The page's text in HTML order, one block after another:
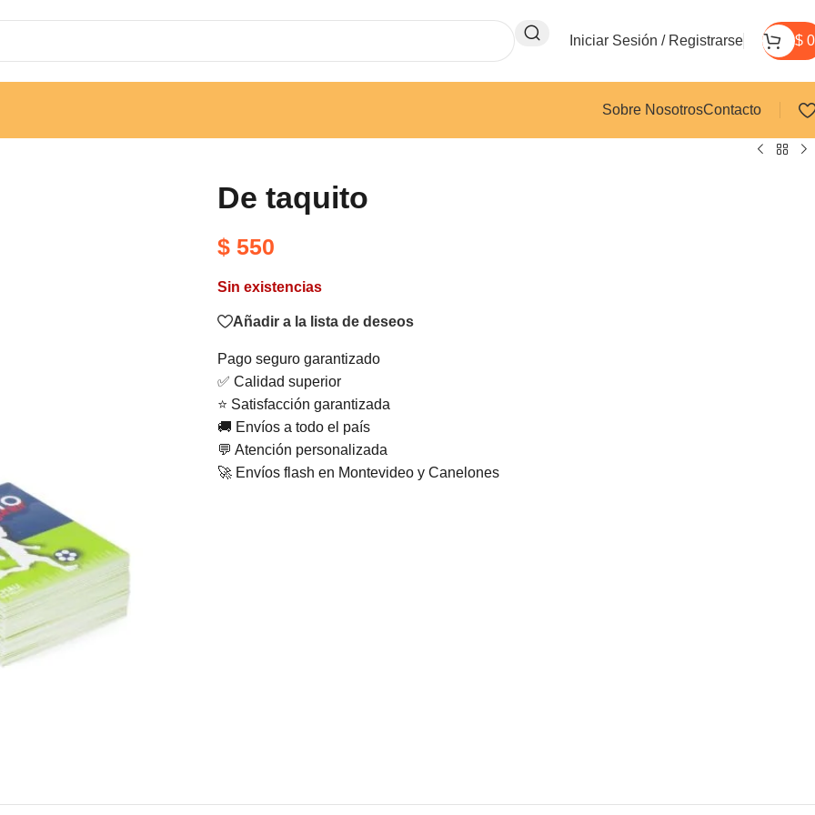
Iniciar Sesión / Registrarse $ 0
Sobre NosotrosContacto
De taquito
$ 550
Sin existencias
Añadir a la lista de deseos
Pago seguro garantizado
✅ Calidad superior
⭐ Satisfacción garantizada
🚚 Envíos a todo el país
💬 Atención personalizada
🚀 Envíos flash en Montevideo y Canelones